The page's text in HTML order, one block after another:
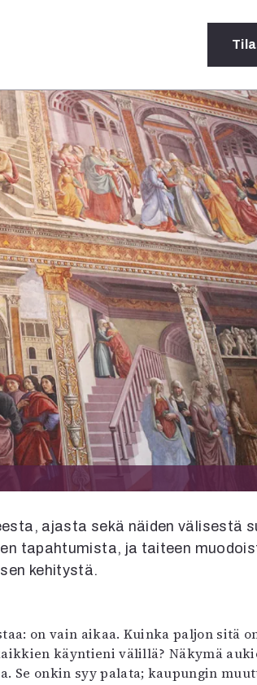
Info
ja
ry
ajasta sekä näiden välisestä
tapahtumista, ja taiteen
kehitystä.
käyntieni välillä? Näkymä
Se onkin syy palata; kaupungin